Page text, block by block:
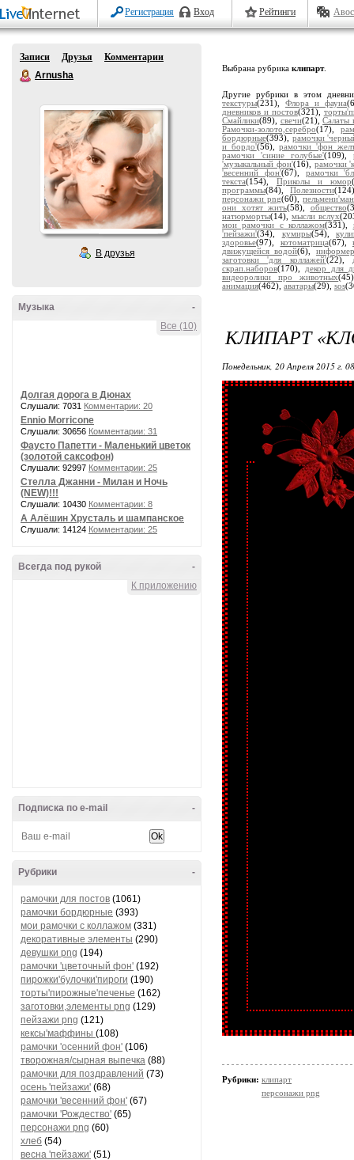
Регистрация Вход Рейтинги
Записи Друзья
Комментарии
Arnusha
В друзья
-
Музыка
Все (10)
Долгая дорога в Дюнах
Слушали: 7031 Комментарии: 20
Ennio Morricone
Слушали: 30656 Комментарии: 31
Фаусто Папетти - Маленький цветок
(золотой саксофон)
Слушали: 92997 Комментарии: 25
Стелла Джанни - Милан и Ночь
(NEW)!!!
Слушали: 10430 Комментарии: 8
А Алёшин Хрусталь и шампанское
Слушали: 14124 Комментарии: 25
-
Всегда под рукой
К приложению
-
Подписка по e-mail
-
Рубрики
рамочки для постов (1061)
рамочки бордюрные (393)
мои рамочки с коллажом (331)
декоративные элементы (290)
девушки png (194)
рамочки 'цветочный фон' (192)
пирожки'булочки'пироги (190)
торты'пирожные'печенье (162)
заготовки,элементы png (129)
пейзажи png (121)
кексы'маффины (108)
рамочки 'осенний фон' (106)
творожная/сырная выпечка (88)
рамочки для поздравлений (73)
осень 'пейзажи' (68)
рамочки 'весенний фон' (67)
рамочки 'Рождество' (65)
персонажи png (60)
хлеб (54)
весна 'пейзажи' (51)
Выбрана рубрика клипарт.
Другие рубрики в этом
текстуры(231), Флора и фауна
дневников и постов(321),
Смайлики(89), свечи(21),Салаты
Рамочки-золото,серебро(17),
бордюрные(393), рамочки
и бордо'(56),рамочки 'фон
рамочки 'синие голубые'(109),
'музыкальный фон'(16), рамочки
'весенний фон'(67), рамочки
текста(154), Приколы и юмор
программы(84),Полезности
персонажи png(60),
они хотят жить(58), общество
натюрморты(14),мысли вслух
мои рамочки с коллажом(331),
'пейзажи'(34), кумиры(54),
здоровье(97), котоматрица(67),
движущейся водой(6),
заготовки 'для коллажей'(22),
скрап.наборов(170), декор для
видеоролики про животных
анимация(462), аватары(29), sos
КЛИПАРТ
Понедельник, 20 Апреля 2015 г.
Рубрики: клипарт
персонажи png